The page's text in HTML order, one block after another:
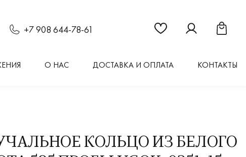
+7 908 644-78-61 Ссылка на страницу
Ссылка наСсылка
О НАС ДОСТАВКА И ОПЛАТА КОНТАКТЫ
КОЛЬЦО ИЗ БЕЛОГО